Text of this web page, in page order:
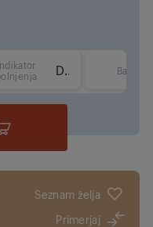
Da Barva
Seznam želja
Primerjaj